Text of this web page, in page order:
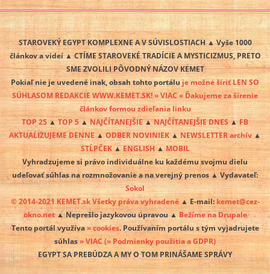
STAROVEKÝ EGYPT KOMPLEXNE A V SÚVISLOSTIACH ▲ Vyše 1000
článkov a videí ▲ CTÍME STAROVEKÉ TRADÍCIE A MYSTICIZMUS, PRETO
SME ZVOLILI PÔVODNÝ NÁZOV KEMET
Pokiaľ nie je uvedené inak, obsah tohto portálu je možné šíriť LEN SO
SÚHLASOM REDAKCIE WWW.KEMET.SK! » VIAC « Ďakujeme za šírenie
článkov formou zdieľania linku
TOP 25 ▲ TOP 5▲NAJČÍTANEJŠIE▲NAJČÍTANEJŠIE DNES ▲FB
AKTUALIZUJEME DENNE▲ODBER NOVINIEK▲ NEWSLETTER archív ▲
STĹPČEK▲ENGLISH▲MOBIL
Vyhradzujeme si právo individuálne ku každému svojmu dielu
udeľovať súhlas na rozmnožovanie a na verejný prenos ▲ Vydavateľ:
Sokol
© 2014-2021 KEMET.sk Všetky práva vyhradené▲ E-mail: kemet@cez-
okno.net▲ Neprešlo jazykovou úpravou ▲ Bežíme na Drupale
Tento portál využíva» cookies. Používaním portálu s tým vyjadrujete
súhlas» VIAC(» Podmienky použitia a GDPR)
EGYPT SA PREBÚDZA A MY O TOM PRINÁŠAME SPRÁVY